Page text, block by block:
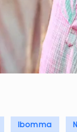
Ibomma